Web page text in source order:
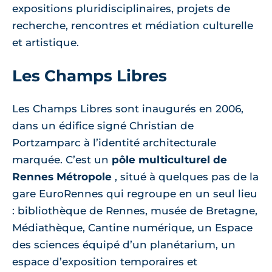
expositions pluridisciplinaires, projets de
recherche, rencontres et médiation culturelle
et artistique.
Les Champs Libres
Les Champs Libres sont inaugurés en 2006,
dans un édifice signé Christian de
Portzamparc à l’identité architecturale
marquée. C’est un pôle multiculturel de
Rennes Métropole , situé à quelques pas de la
gare EuroRennes qui regroupe en un seul lieu
: bibliothèque de Rennes, musée de Bretagne,
Médiathèque, Cantine numérique, un Espace
des sciences équipé d’un planétarium, un
espace d’exposition temporaires et